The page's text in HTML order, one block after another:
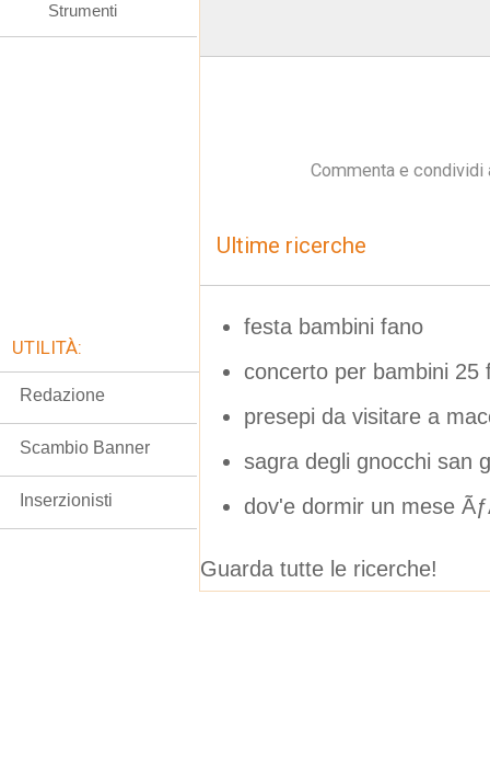
Commenta e
Ultime ricerche
festa bambini fano
concerto per bambini 25
presepi da visitare a
sagra degli gnocchi san
dov'e dormir un mese
Guarda tutte le ricerche!
Strumenti
UTILITÀ:
Redazione
Scambio Banner
Inserzionisti